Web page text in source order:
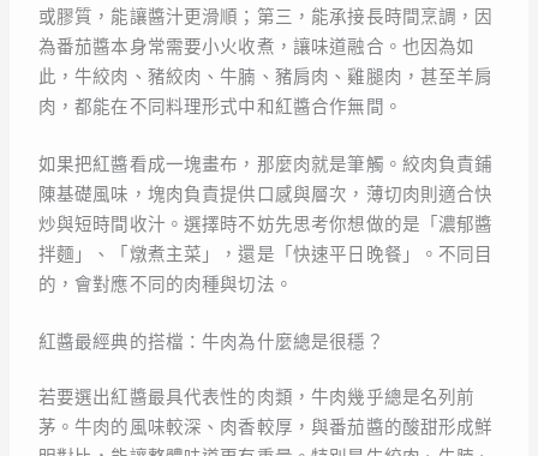
或膠質，能讓醬汁更滑順；第三，能承接長時間烹調，因
為番茄醬本身常需要小火收煮，讓味道融合。也因為如
此，牛絞肉、豬絞肉、牛腩、豬肩肉、雞腿肉，甚至羊肩
肉，都能在不同料理形式中和紅醬合作無間。
如果把紅醬看成一塊畫布，那麼肉就是筆觸。絞肉負責鋪
陳基礎風味，塊肉負責提供口感與層次，薄切肉則適合快
炒與短時間收汁。選擇時不妨先思考你想做的是「濃郁醬
拌麵」、「燉煮主菜」，還是「快速平日晚餐」。不同目
的，會對應不同的肉種與切法。
紅醬最經典的搭檔：牛肉為什麼總是很穩？
若要選出紅醬最具代表性的肉類，牛肉幾乎總是名列前
茅。牛肉的風味較深、肉香較厚，與番茄醬的酸甜形成鮮